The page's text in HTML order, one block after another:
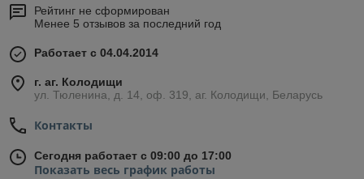
Рейтинг не сформирован
Менее 5 отзывов за последний год
Работает с 04.04.2014
г. аг. Колодищи
ул. Тюленина, д. 14, оф. 319, аг. Колодищи, Беларусь
Контакты
Сегодня работает с 09:00 до 17:00
Показать весь график работы